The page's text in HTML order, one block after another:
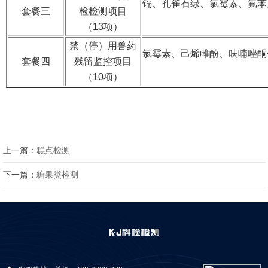
套餐三
检检测项目
（13项）
镉、孔雀石绿、氯霉素、氟
套餐四
禁（停）用兽药
残留监控项目
（10项）
氯霉素、己烯雌酚、呋喃唑
上一篇： 糕点检测
下一篇： 糖果类检测